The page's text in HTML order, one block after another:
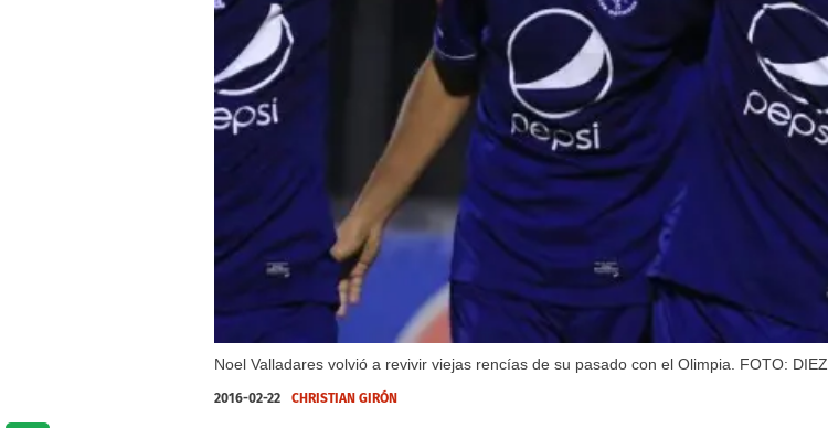
Noel Valladares volvió a revivir viejas rencías de su pasado con el Olimpia. FOTO: DIEZ.
2016-02-22 CHRISTIAN GIRÓN